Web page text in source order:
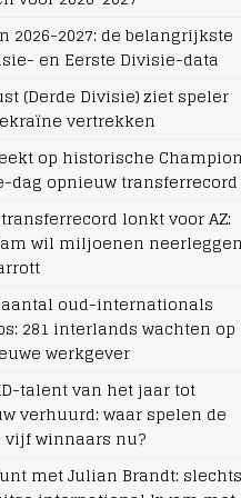
2026-2027: de belangrijkste
en Eerste Divisie-data
(Derde Divisie) ziet speler
vertrekken
op historische
dag opnieuw transferrecord
lonkt voor AZ:
wil miljoenen neerleggen
oud-internationals
281 interlands wachten op
werkgever
talent van het jaar tot
verhuurd: waar spelen de
vijf winnaars nu?
met Julian Brandt: slechts